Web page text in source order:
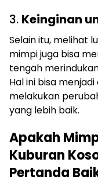
3. Keinginan
Selain itu, melihat
mimpi juga bisa
tengah
Hal ini bisa
melakukan
yang lebih baik.
Apakah
Kuburan
Pertanda